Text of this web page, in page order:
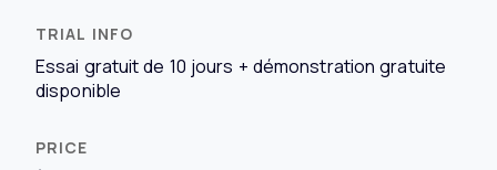
Essai gratuit de 10 jours + démonstration gratuite
disponible